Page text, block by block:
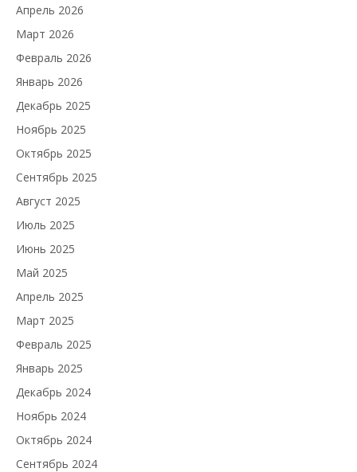
Апрель 2026
Март 2026
Февраль 2026
Январь 2026
Декабрь 2025
Ноябрь 2025
Октябрь 2025
Сентябрь 2025
Август 2025
Июль 2025
Июнь 2025
Май 2025
Апрель 2025
Март 2025
Февраль 2025
Январь 2025
Декабрь 2024
Ноябрь 2024
Октябрь 2024
Сентябрь 2024